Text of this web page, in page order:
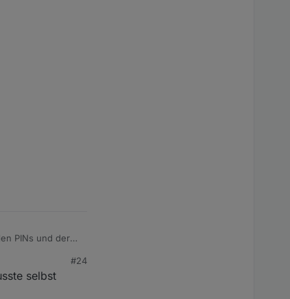
PINs und deren
#24
selbst